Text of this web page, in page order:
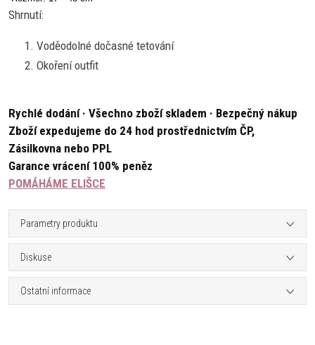
Shrnutí:
Voděodolné dočasné tetování
Okoření outfit
Rychlé dodání · Všechno zboží skladem · Bezpečný nákup
Zboží expedujeme do 24 hod prostřednictvím ČP,
Zásilkovna nebo PPL
Garance vrácení 100% peněz
POMÁHÁME ELIŠCE
Parametry produktu
Diskuse
Ostatní informace